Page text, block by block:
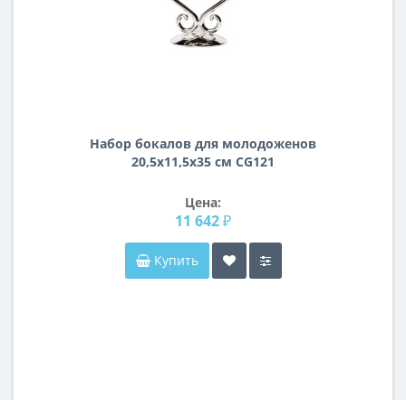
Набор бокалов для молодоженов
20,5х11,5х35 см CG121
Цена:
11 642 ₽
Купить